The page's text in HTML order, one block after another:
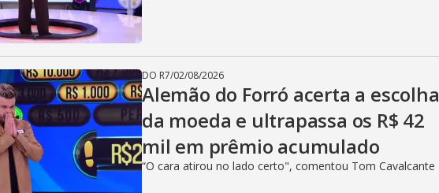
DO R7/02/08/2026
Alemão do Forró acerta a escolha
da moeda e ultrapassa os R$ 42
mil em prêmio acumulado
“O cara atirou no lado certo", comentou Tom Cavalcante